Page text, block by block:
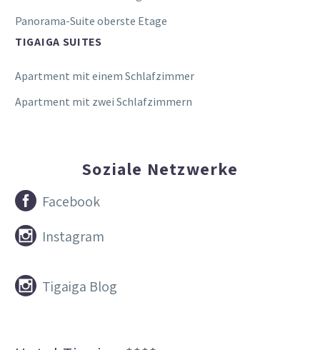
Panorama-Suite oberste Etage
TIGAIGA SUITES
Apartment mit einem Schlafzimmer
Apartment mit zwei Schlafzimmern
Soziale Netzwerke

 Facebook

 Instagram

 Tigaiga Blog